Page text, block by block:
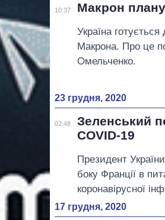
10:37 Макрон
Україна
Макрона. Про це
Омельченко.
23 грудня, 2020
02:48
Зеленський
COVID-19
Президент
боку Франції в
коронавірусної
17 грудня, 2020